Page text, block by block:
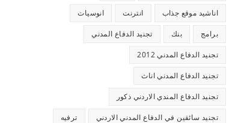
اناشيد موقع جذاب انترنت انوسيات
برامج بنك تجنيد الدفاع المدني
تجنيد الدفاع المدني 2012
تجنيد الدفاع المدني اناث
تجنيد الدفاع المندي الاردني ذكور
تجنيد سائقين في الدفاع المدني الاردني ترفيه